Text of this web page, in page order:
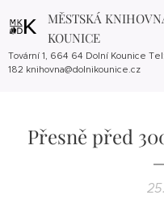
MĚSTSKÁ
KOUNICE
Tovární 1, 664 64 Dolní Kounice
182 knihovna@dolnikounice.cz
Přesně před